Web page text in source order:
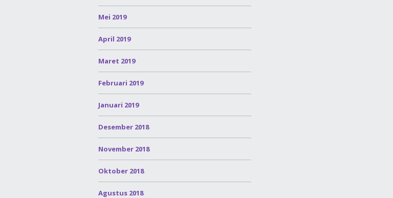
Mei 2019
April 2019
Maret 2019
Februari 2019
Januari 2019
Desember 2018
November 2018
Oktober 2018
Agustus 2018